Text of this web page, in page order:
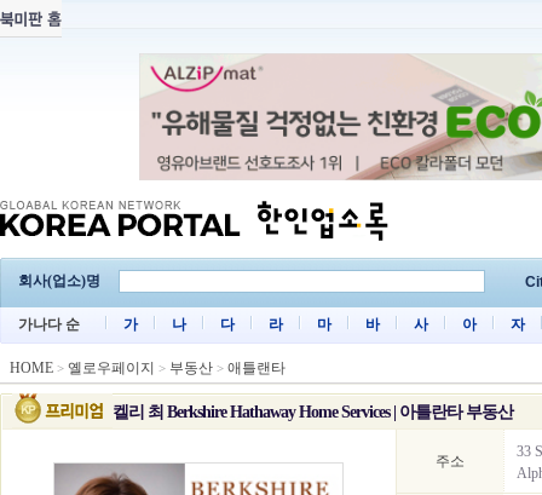
회사(업소)명
가나다 순 가 나 다 라 마 바 사 아 자
HOME > 옐로우페이지 > 부동산 > 애틀랜타
켈리 최 Berkshire Hathaway Home Services | 아틀란타 부동산
주소
33